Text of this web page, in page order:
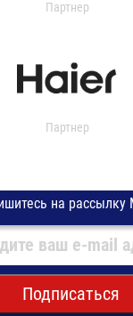
Партнер
Партнер
на
Подписаться